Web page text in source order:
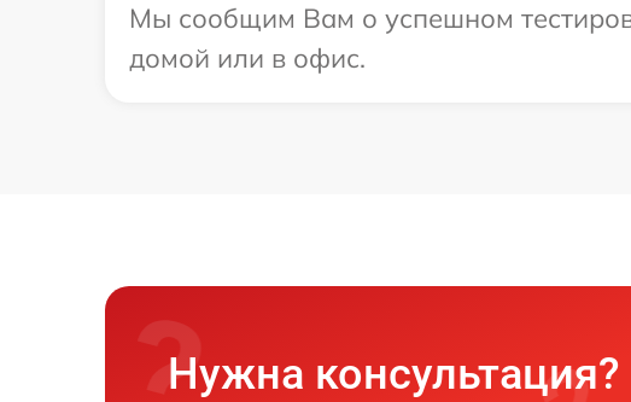
Мы сообщим Вам о успешном
домой или в офис.
Нужна консультация?